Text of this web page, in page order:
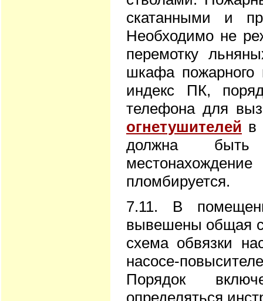
скатанными и
Hеобходимо не
перемотку
шкафа пожарного
индекс ПК,
телефона для
огнетушителей в
должна быть
пломбируется.
7.11. В
вывешены общая
схема обвязки
насосе-
Порядок
определяться